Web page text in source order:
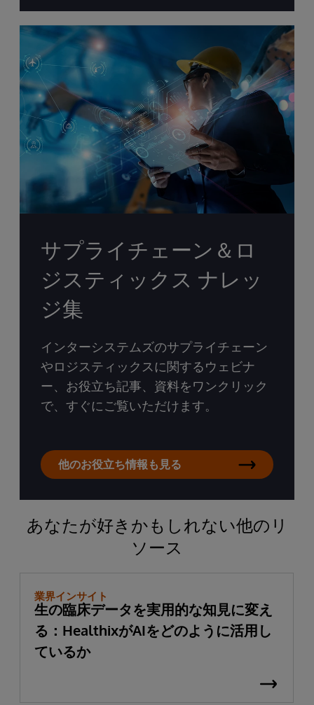
サプライチェーン＆ロ
ジスティックス ナレッ
ジ集
インターシステムズのサプライチェーン
やロジスティックスに関するウェビナ
ー、お役立ち記事、資料をワンクリック
で、すぐにご覧いただけます。
他のお役立ち情報も見る
あなたが好きかもしれない他のリ
ソース
業界インサイト
生の臨床データを実用的な知見に変え
る：HealthixがAIをどのように活用し
ているか